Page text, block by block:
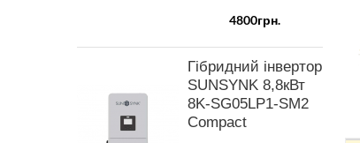
4800грн.
Гібридний інвертор
SUNSYNK 8,8кВт
8K-SG05LP1-SM2
Compact